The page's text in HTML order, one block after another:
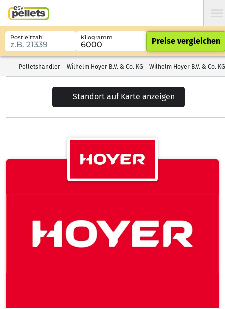
Postleitzahl Kilogramm Preise vergleichen
Pelletshändler Wilhelm Hoyer B.V. & Co. KG Wilhelm Hoyer B.V. & Co.
Standort auf Karte anzeigen